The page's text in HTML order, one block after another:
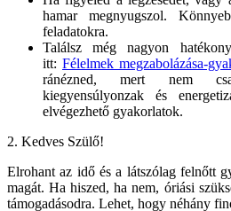
hamar megnyugszol.
feladatokra.
Találsz még nagyon
itt: Félelmek megzabolázása-
ránézned, mert nem
kiegyensúlyonzak és
elvégezhető gyakorlatok.
2. Kedves Szülő!
Elrohant az idő és a látszólag felnőtt
magát. Ha hiszed, ha nem, óriási
támogadásodra. Lehet, hogy néhány